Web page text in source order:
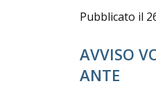
Pubblicato il
AVVISO
ANTE